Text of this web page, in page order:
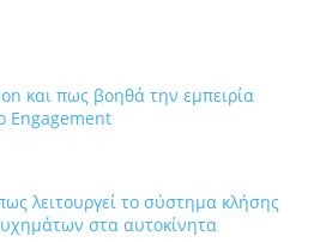
και πως βοηθά την εμπειρία
Engagement
λειτουργεί το σύστημα κλήσης
στα αυτοκίνητα